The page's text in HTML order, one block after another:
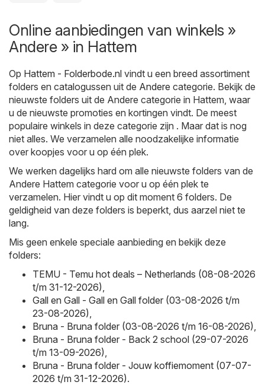
Online aanbiedingen van winkels »
Andere » in Hattem
Op Hattem - Folderbode.nl vindt u een breed assortiment
folders en catalogussen uit de Andere categorie. Bekijk de
nieuwste folders uit de Andere categorie in Hattem, waar
u de nieuwste promoties en kortingen vindt. De meest
populaire winkels in deze categorie zijn . Maar dat is nog
niet alles. We verzamelen alle noodzakelijke informatie
over koopjes voor u op één plek.
We werken dagelijks hard om alle nieuwste folders van de
Andere Hattem categorie voor u op één plek te
verzamelen. Hier vindt u op dit moment 6 folders. De
geldigheid van deze folders is beperkt, dus aarzel niet te
lang.
Mis geen enkele speciale aanbieding en bekijk deze
folders:
TEMU - Temu hot deals – Netherlands (08-08-2026
t/m 31-12-2026)
Gall en Gall - Gall en Gall folder (03-08-2026 t/m
23-08-2026)
Bruna - Bruna folder (03-08-2026 t/m 16-08-2026)
Bruna - Bruna folder - Back 2 school (29-07-2026
t/m 13-09-2026)
Bruna - Bruna folder - Jouw koffiemoment (07-07-
2026 t/m 31-12-2026).